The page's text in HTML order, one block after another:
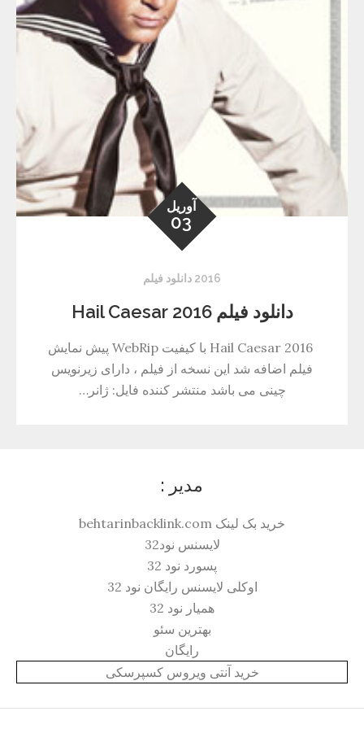
آوریل
03
2016 دانلود فیلم
دانلود فیلم Hail Caesar 2016
Hail Caesar 2016 با کیفیت WebRip پیش نمایش
فیلم اضافه شد این نسخه از فیلم ، دارای زیرنویس
چینی می باشد منتشر کننده فایل: ژانر…
مدیر :
خرید بک لینک behtarinbacklink.com
لایسنس نود32
پسورد نود 32
اوکلی لایسنس رایگان نود 32
همیار نود 32
بهترین سئو
رایگان
خرید آنتی ویروس کسپرسکی